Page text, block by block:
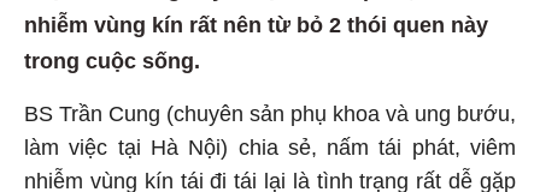
nhiễm vùng kín rất nên từ bỏ 2 thói quen này
trong cuộc sống.
BS Trần Cung (chuyên sản phụ khoa và ung bướu,
làm việc tại Hà Nội) chia sẻ, nấm tái phát, viêm
nhiễm vùng kín tái đi tái lại là tình trạng rất dễ gặp